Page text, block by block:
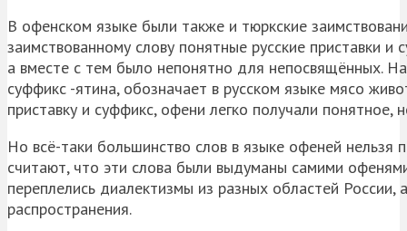
В офенском языке были также и тюркские
заимствованному слову понятные русские приставки
а вместе с тем было непонятно для непосвящённых.
суффикс -ятина, обозначает в русском языке мясо
приставку и суффикс, офени легко получали понятное,
Но всё-таки большинство слов в языке офеней нельзя
считают, что эти слова были выдуманы самими
переплелись диалектизмы из разных областей России,
распространения.